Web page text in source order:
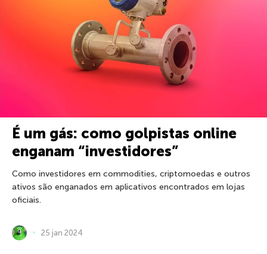
É um gás: como golpistas online
enganam “investidores”
Como investidores em commodities, criptomoedas e outros
ativos são enganados em aplicativos encontrados em lojas
oficiais.
25 jan 2024